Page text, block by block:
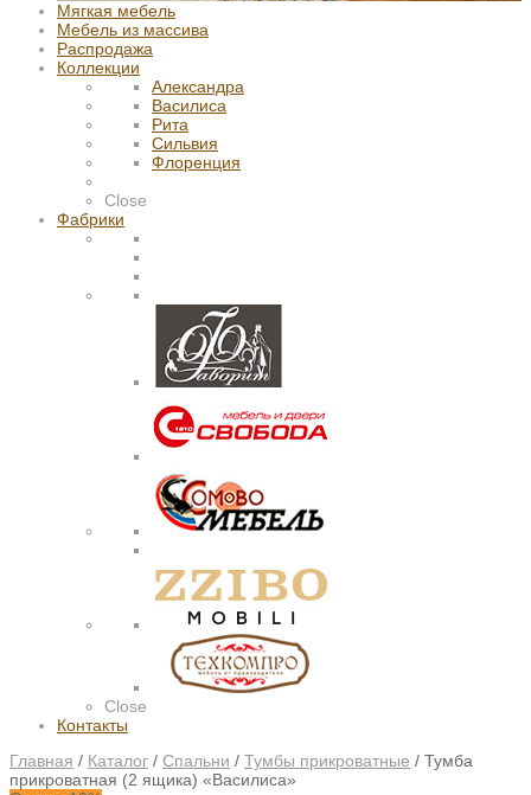
Мягкая мебель
Мебель из массива
Распродажа
Коллекции
Александра
Василиса
Рита
Сильвия
Флоренция
Close
Фабрики
Close
Контакты
Главная / Каталог / Спальни / Тумбы прикроватные / Тумба
прикроватная (2 ящика) «Василиса»